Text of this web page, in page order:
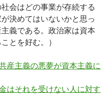
会はどの事業が存続する
決めてはいないかと思っ
義である。政治家は資本
とを好む。）
産主義の悪夢が資本主義に
はそれを受けない人に対す